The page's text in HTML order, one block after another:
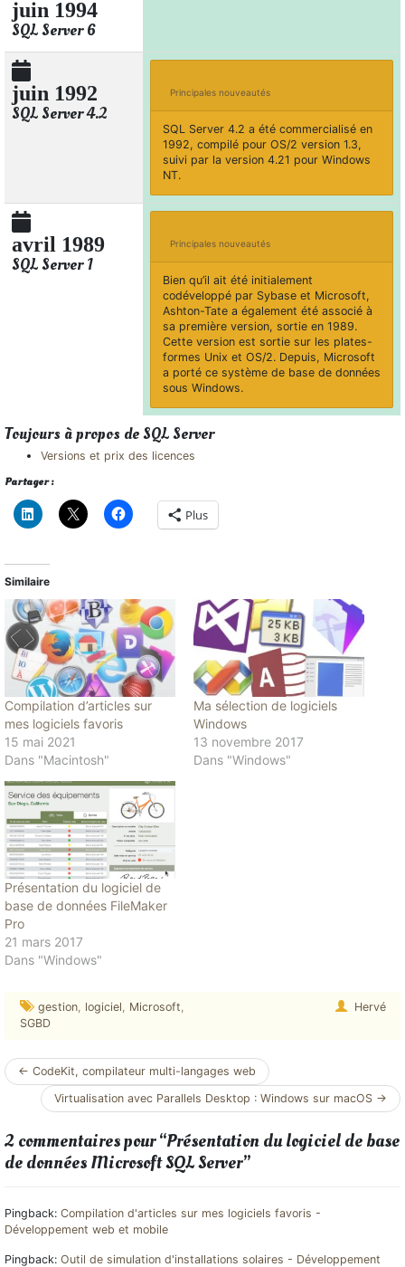
juin 1994
SQL Server 6
juin 1992
SQL Server 4.2
Principales nouveautés
SQL Server 4.2 a été commercialisé en
1992, compilé pour OS/2 version 1.3,
suivi par la version 4.21 pour Windows
NT.
avril 1989
SQL Server 1
Principales nouveautés
Bien qu’il ait été initialement
codéveloppé par Sybase et Microsoft,
Ashton-Tate a également été associé à
sa première version, sortie en 1989.
Cette version est sortie sur les plates-
formes Unix et OS/2. Depuis, Microsoft
a porté ce système de base de données
sous Windows.
Toujours à propos de SQL Server
Versions et prix des licences
Partager :
Plus
Similaire
Compilation d’articles sur
mes logiciels favoris
15 mai 2021
Dans "Macintosh"
Ma sélection de logiciels
Windows
13 novembre 2017
Dans "Windows"
Présentation du logiciel de
base de données FileMaker
Pro
21 mars 2017
Dans "Windows"
gestion, logiciel, Microsoft,
SGBD
Hervé
Navigation
article
← CodeKit, compilateur multi-langages web
Virtualisation avec Parallels Desktop : Windows sur macOS →
2 commentaires pour “Présentation du logiciel de base
de données Microsoft SQL Server”
Pingback: Compilation d'articles sur mes logiciels favoris -
Développement web et mobile
Pingback: Outil de simulation d'installations solaires - Développement